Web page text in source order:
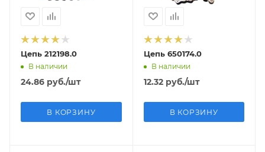
Цепь 212198.0
В наличии
24.86 руб./шт
В КОРЗИНУ
Цепь 650174.0
В наличии
12.32руб./шт
В КОРЗИНУ